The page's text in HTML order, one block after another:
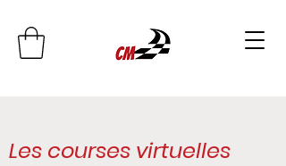
Les courses virtuelles